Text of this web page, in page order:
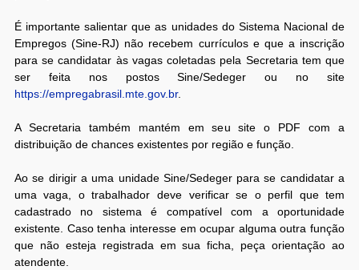
É importante salientar que as unidades do Sistema Nacional de
Empregos (Sine-RJ) não recebem currículos e que a inscrição
para se candidatar às vagas coletadas pela Secretaria tem que
ser feita nos postos Sine/Sedeger ou no site
https://empregabrasil.mte.gov.br.
A Secretaria também mantém em seu site o PDF com a
distribuição de chances existentes por região e função.
Ao se dirigir a uma unidade Sine/Sedeger para se candidatar a
uma vaga, o trabalhador deve verificar se o perfil que tem
cadastrado no sistema é compatível com a oportunidade
existente. Caso tenha interesse em ocupar alguma outra função
que não esteja registrada em sua ficha, peça orientação ao
atendente.